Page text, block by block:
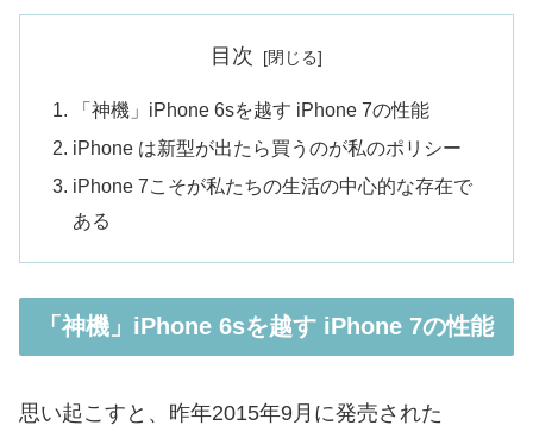
目次
「神機」iPhone 6sを越す iPhone 7の性能
iPhone は新型が出たら買うのが私のポリシー
iPhone 7こそが私たちの生活の中心的な存在で
ある
「神機」iPhone 6sを越す iPhone 7の性能
思い起こすと、昨年2015年9月に発売された